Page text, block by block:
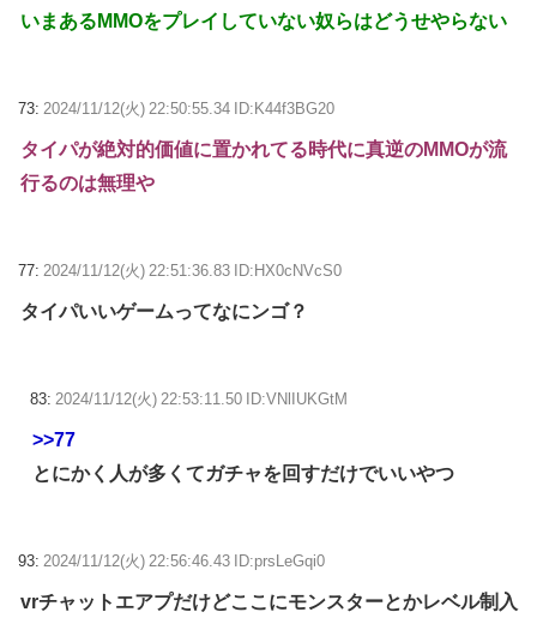
いまあるMMOをプレイしていない奴らはどうせやらない
73: 2024/11/12(火) 22:50:55.34 ID:K44f3BG20
タイパが絶対的価値に置かれてる時代に真逆のMMOが流
行るのは無理や
77: 2024/11/12(火) 22:51:36.83 ID:HX0cNVcS0
タイパいいゲームってなにンゴ？
83: 2024/11/12(火) 22:53:11.50 ID:VNlIUKGtM
>>77
とにかく人が多くてガチャを回すだけでいいやつ
93: 2024/11/12(火) 22:56:46.43 ID:prsLeGqi0
vrチャットエアプだけどここにモンスターとかレベル制入